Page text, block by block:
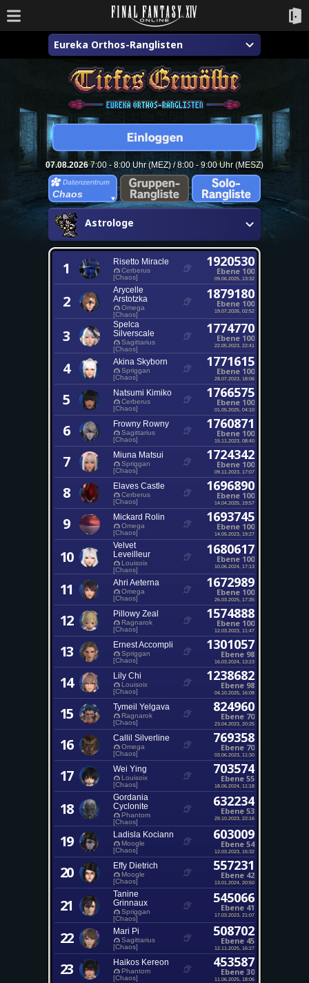
Eureka Orthos-Ranglisten
07.08.20267:00 - 8:00 Uhr (MEZ) / 8:00 - 9:00 Uhr (MESZ)
Chaos
Astrologe
1 Risetto Miracle
Cerberus
[Chaos]
1920530
Ebene 100
09.06.2025, 13:32
2
Arycelle
Arstotzka
Omega
[Chaos]
1879180
Ebene 100
19.07.2026, 02:52
3
Spelca
Silverscale
Sagittarius
[Chaos]
1774770
Ebene 100
22.05.2023, 22:41
4 Akina Skyborn
Spriggan
[Chaos]
1771615
Ebene 100
28.07.2023, 18:06
5 Natsumi Kimiko
Cerberus
[Chaos]
1766575
Ebene 100
01.05.2025, 04:10
6 Frowny Rowny
Sagittarius
[Chaos]
1760871
Ebene 100
15.11.2023, 08:40
7 Miuna Matsui
Spriggan
[Chaos]
1724342
Ebene 100
09.11.2023, 17:07
8 Elaves Castle
Cerberus
[Chaos]
1696890
Ebene 100
14.04.2025, 19:57
9 Mickard Rolin
Omega
[Chaos]
1693745
Ebene 100
14.05.2023, 19:27
10
Velvet
Leveilleur
Louisoix
[Chaos]
1680617
Ebene 100
10.06.2024, 17:13
11 Ahri Aeterna
Omega
[Chaos]
1672989
Ebene 100
26.03.2025, 17:35
12 Pillowy Zeal
Ragnarok
[Chaos]
1574888
Ebene 100
12.03.2023, 11:47
13 Ernest Accompli
Spriggan
[Chaos]
1301057
Ebene 98
16.03.2024, 13:23
14 Lily Chi
Louisoix
[Chaos]
1238682
Ebene 98
04.10.2025, 16:08
15 Tymeil Yelgava
Ragnarok
[Chaos]
824960
Ebene 70
23.04.2023, 20:25
16 Callil Silverline
Omega
[Chaos]
769358
Ebene 70
03.06.2023, 11:30
17 Wei Ying
Louisoix
[Chaos]
703574
Ebene 55
18.06.2024, 11:18
18
Gordania
Cyclonite
Phantom
[Chaos]
632234
Ebene 53
29.10.2023, 22:16
19 Ladisla Kociann
Moogle
[Chaos]
603009
Ebene 54
12.03.2023, 15:32
20 Effy Dietrich
Moogle
[Chaos]
557231
Ebene 42
13.01.2024, 20:50
21
Tanine
Grinnaux
Spriggan
[Chaos]
545066
Ebene 41
17.03.2023, 21:07
22 Mari Pi
Sagittarius
[Chaos]
508702
Ebene 45
12.11.2025, 16:27
23 Haikos Kereon
Phantom
[Chaos]
453587
Ebene 30
11.06.2025, 18:06